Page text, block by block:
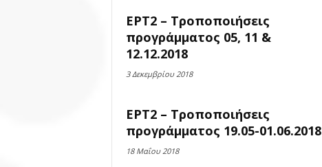
ΕΡΤ2 – Τροποποιήσεις
προγράμματος 05, 11 &
12.12.2018
3 Δεκεμβρίου 2018
ΕΡΤ2 – Τροποποιήσεις
προγράμματος 19.05-01.06.2018
18 Μαΐου 2018